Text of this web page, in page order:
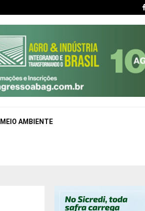
MEIO AMBIENTE